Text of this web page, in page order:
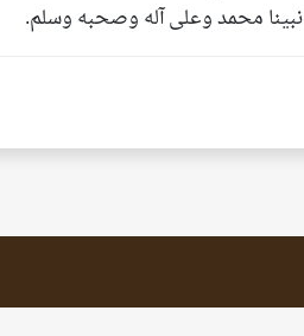
نبينا محمد وعلى آله وصحبه وسلم.